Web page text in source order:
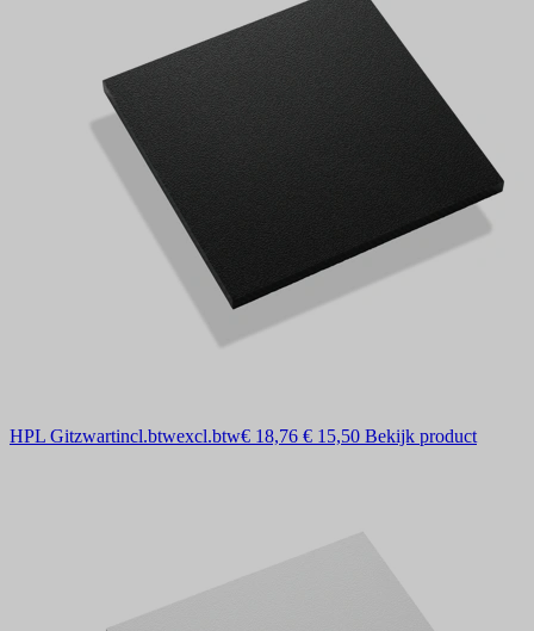
HPL Gitzwartincl.btwexcl.btw€ 18,76 € 15,50 Bekijk product